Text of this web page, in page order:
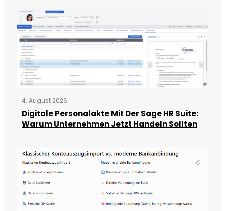
4. August 2026
Digitale Personalakte Mit Der Sage HR Suite:
Warum Unternehmen Jetzt Handeln Sollten